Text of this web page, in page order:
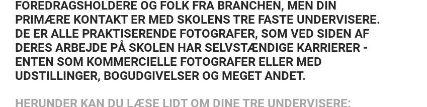
FOREDRAGSHOLDERE OG FOLK FRA BRANCHEN, MEN DIN
PRIMÆRE KONTAKT ER MED SKOLENS TRE FASTE UNDERVISERE.
DE ER ALLE PRAKTISERENDE FOTOGRAFER, SOM VED SIDEN AF
DERES ARBEJDE PÅ SKOLEN HAR SELVSTÆNDIGE KARRIERER -
ENTEN SOM KOMMERCIELLE FOTOGRAFER ELLER MED
UDSTILLINGER, BOGUDGIVELSER OG MEGET ANDET.
HERUNDER KAN DU LÆSE LIDT OM DINE TRE UNDERVISERE: